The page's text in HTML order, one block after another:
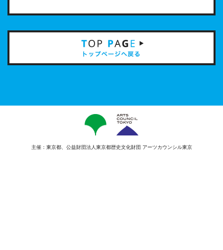
主催：東京都、公益財団法人東京都歴史文化財団 アーツカウンシル東京